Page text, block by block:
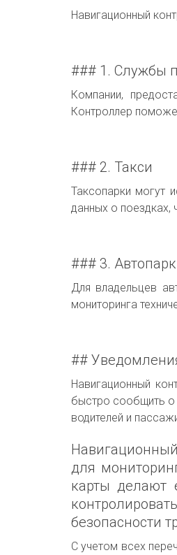
Навигационный
### 1. Службы
Компании,
Контроллер
### 2. Такси
Таксопарки могут
данных о
### 3.
Для владельцев
мониторинга
##
Навигационный
быстро сообщить о
водителей и
для
карты делают
безопасности
С учетом всех